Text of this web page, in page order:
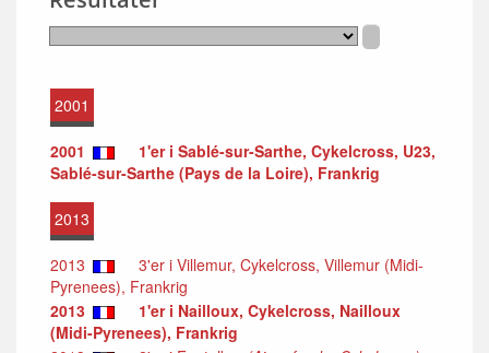
2001
2001
1'er i Sablé-sur-Sarthe, Cykelcross, U23,
Sablé-sur-Sarthe (Pays de la Loire), Frankrig
2013
2013
3'er i Villemur, Cykelcross, Villemur (Midi-
Pyrenees), Frankrig
2013
1'er i Nailloux, Cykelcross, Nailloux
(Midi-Pyrenees), Frankrig